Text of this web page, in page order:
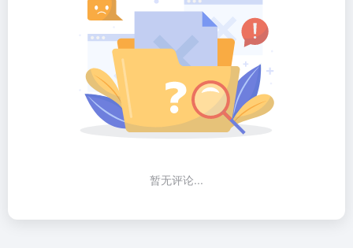
暂无评论...